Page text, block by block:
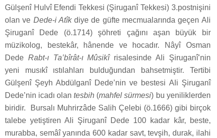
Gülşenî Hulvî Efendi Tekkesi (Şiruganî Tekkesi) 3.postnişini
olan ve Dede-i Atîkdiye de güfte mecmualarında geçen Ali
Şiruganî Dede (ö.1714) şöhreti çağını aşan büyük bir
müzikolog, bestekâr, hânende ve hocadır. Nâyî Osman
Dede Rabt-ı Ta’bîrât-ı Mûsikîrisalesinde Ali Şiruganî’nin
yeni musıkî ıstılahları bulduğundan bahsetmiştir. Tertibi
Gülşenî Şeyh Abdülganî Dede’nin ve bestesi Ali Şiruganî
Dede’nin icadı olantesbih (mahfel sürmesi) bu yeniliklerden
biridir. Bursalı Muhrirzâde Salih Çelebi (ö.1666) gibi birçok
talebe yetiştiren Ali Şiruganî Dede 100 kadar kâr, beste,
murabba, semâî yanında 600 kadar savt, tevşih, durak, ilahi